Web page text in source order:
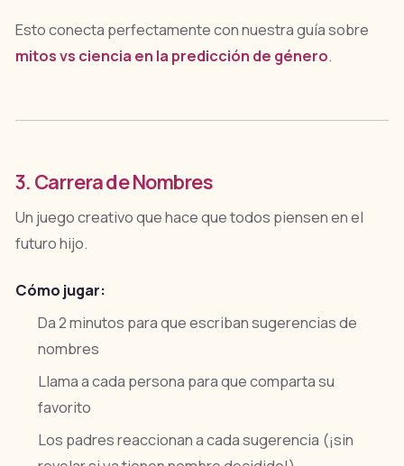
Esto conecta perfectamente con nuestra guía sobre
mitos vs ciencia en la predicción de género.
3. Carrera de Nombres
Un juego creativo que hace que todos piensen en el
futuro hijo.
Cómo jugar:
Da 2 minutos para que escriban sugerencias de
nombres
Llama a cada persona para que comparta su
favorito
Los padres reaccionan a cada sugerencia (¡sin